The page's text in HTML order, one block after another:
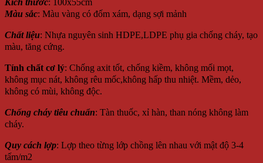
Kích thước: 100x55cm
Màu sắc: Màu vàng có đốm xám, dạng sợi mảnh
Chất liệu: Nhựa nguyên sinh HDPE,LDPE phụ gia chống cháy, tạo
màu, tăng cứng.
Tính chất cơ lý: Chống axit tốt, chống kiềm, không mối mọt,
không mục nát, không rêu mốc,không hấp thu nhiệt. Mềm, dẻo,
không có mùi, không độc.
Chống cháy tiêu chuẩn: Tàn thuốc, xỉ hàn, than nóng không làm
cháy.
Quy cách lợp: Lợp theo từng lớp chồng lên nhau với mật độ 3-4
tấm/m2